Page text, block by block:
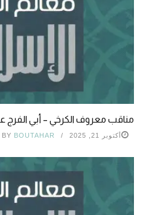
مناقب معروف الكرخي – أبي الفرج
أكتوبر 21, 2025 BY BOUTAHAR